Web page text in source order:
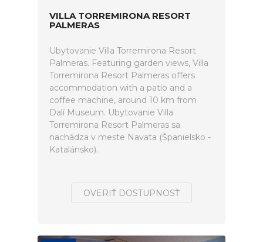
VILLA TORREMIRONA RESORT
PALMERAS
Ubytovanie Villa Torremirona Resort
Palmeras. Featuring garden views, Villa
Torremirona Resort Palmeras offers
accommodation with a patio and a
coffee machine, around 10 km from
Dalí Museum. Ubytovanie Villa
Torremirona Resort Palmeras sa
nachádza v meste Navata (Španielsko -
Katalánsko).
OVERIŤ DOSTUPNOSŤ